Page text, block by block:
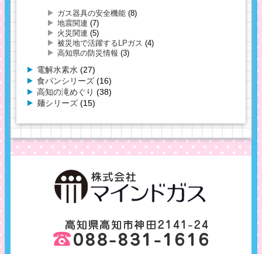
ガス器具の安全機能 (8)
地震関連 (7)
火災関連 (5)
被災地で活躍するLPガス (4)
高知県の防災情報 (3)
電解水素水 (27)
食パンシリーズ (16)
高知の滝めぐり (38)
麺シリーズ (15)